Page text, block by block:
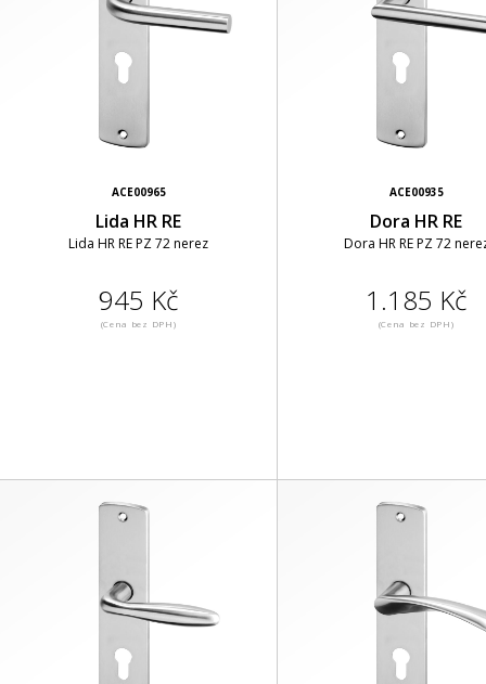
ACE00965
Lida HR RE
Lida HR RE PZ 72 nerez
945 Kč
(Cena bez DPH)
ACE00935
Dora HR RE
Dora HR RE PZ 72
1.185 Kč
(Cena bez DPH)